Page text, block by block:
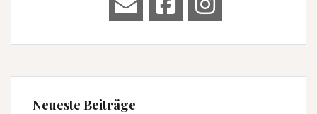
Neueste Beiträge